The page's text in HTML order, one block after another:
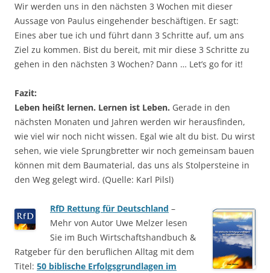
Wir werden uns in den nächsten 3 Wochen mit dieser
Aussage von Paulus eingehender beschäftigen. Er sagt:
Eines aber tue ich und führt dann 3 Schritte auf, um ans
Ziel zu kommen. Bist du bereit, mit mir diese 3 Schritte zu
gehen in den nächsten 3 Wochen? Dann … Let’s go for it!
Fazit:
Leben heißt lernen. Lernen ist Leben. Gerade in den
nächsten Monaten und Jahren werden wir herausfinden,
wie viel wir noch nicht wissen. Egal wie alt du bist. Du wirst
sehen, wie viele Sprungbretter wir noch gemeinsam bauen
können mit dem Baumaterial, das uns als Stolpersteine in
den Weg gelegt wird. (Quelle: Karl Pilsl)
RfD Rettung für Deutschland –
Mehr von Autor Uwe Melzer lesen
Sie im Buch Wirtschaftshandbuch &
Ratgeber für den beruflichen Alltag mit dem
Titel: 50 biblische Erfolgsgrundlagen im